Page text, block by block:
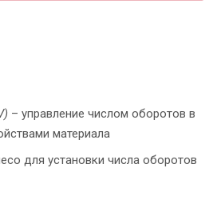
– управление числом оборотов в
материала
для установки числа оборотов